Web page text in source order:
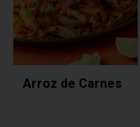
Arroz de Carnes